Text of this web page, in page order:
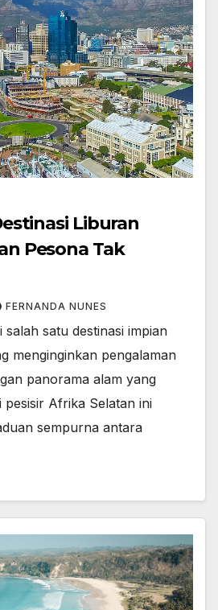
Liburan
Pesona Tak
FERNANDA NUNES
salah satu destinasi impian
menginginkan pengalaman
panorama alam yang
pesisir Afrika Selatan ini
sempurna antara